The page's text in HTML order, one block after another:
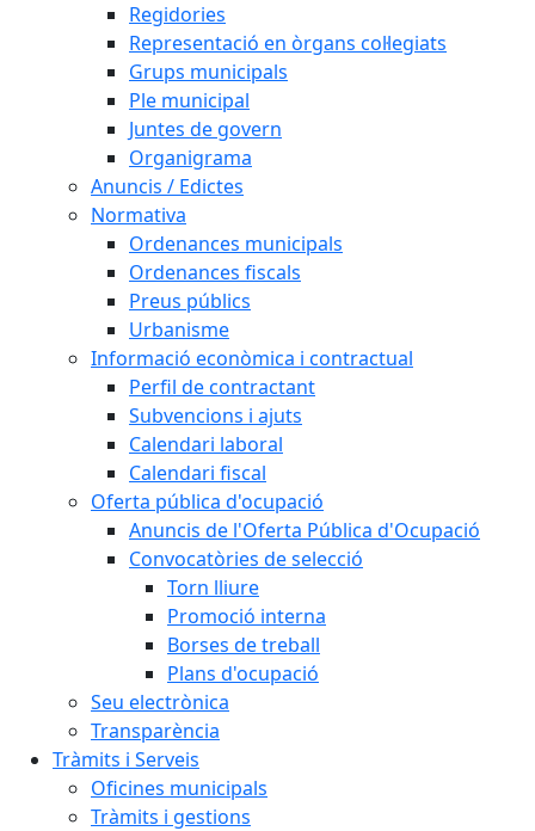
Regidories
Representació en òrgans col·legiats
Grups municipals
Ple municipal
Juntes de govern
Organigrama
Anuncis / Edictes
Normativa
Ordenances municipals
Ordenances fiscals
Preus públics
Urbanisme
Informació econòmica i contractual
Perfil de contractant
Subvencions i ajuts
Calendari laboral
Calendari fiscal
Oferta pública d'ocupació
Anuncis de l'Oferta Pública d'Ocupació
Convocatòries de selecció
Torn lliure
Promoció interna
Borses de treball
Plans d'ocupació
Seu electrònica
Transparència
Tràmits i Serveis
Oficines municipals
Tràmits i gestions